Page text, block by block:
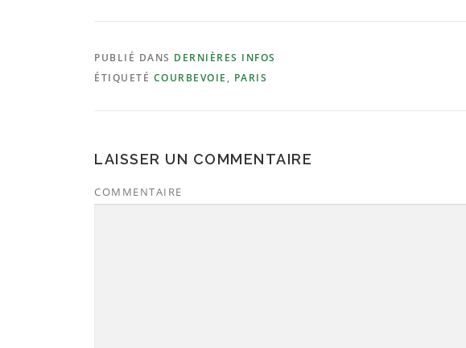
PUBLIÉ DANS DERNIÈRES INFOS
ÉTIQUETÉ COURBEVOIE , PARIS
LAISSER UN COMMENTAIRE
COMMENTAIRE